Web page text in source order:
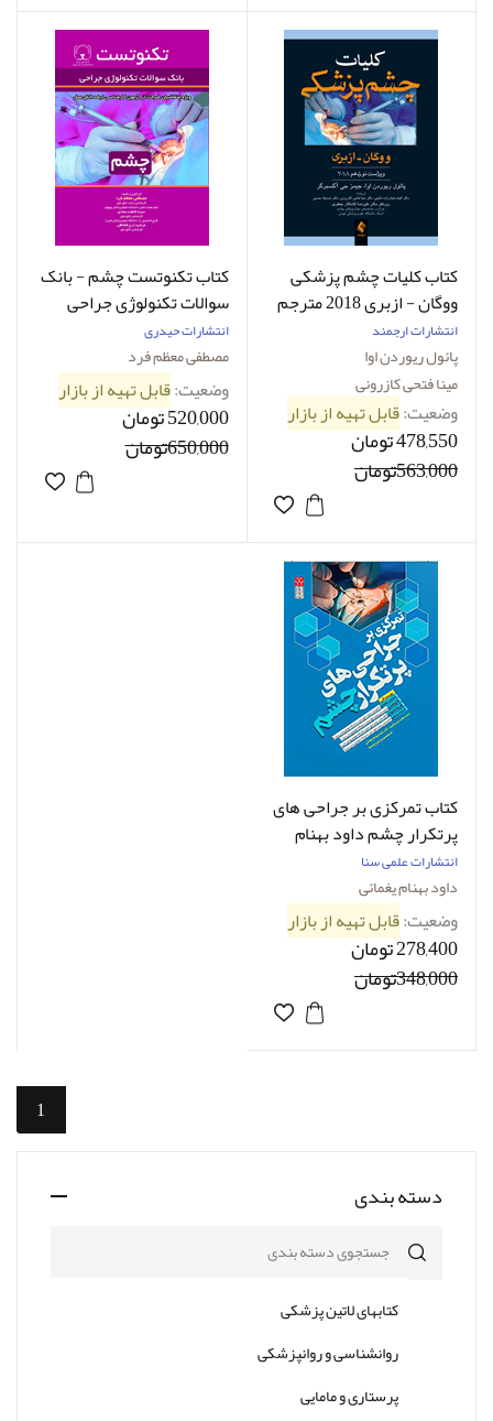
دسته بندی
کتابهای لاتین پزشکی
روانشناسی و روانپزشکی
پرستاری و مامایی
کتاب کلیات چشم پزشکی
ووگان - ازبری 2018 مترجم
مینا فتحی کازرونی و دیگران
انتشارات ارجمند
پائول ریوردن اوا
مینا فتحی کازرونی
وضعیت:قابل تهیه از بازار
478,550 تومان
563,000تومان
کتاب تکنوتست چشم - بانک
سوالات تکنولوژی جراحی
چشم
انتشارات حیدری
مصطفی معظم فرد
وضعیت:قابل تهیه از بازار
520,000 تومان
650,000تومان
کتاب تمرکزی بر جراحی های
پرتکرار چشم داود بهنام
یغمایی
انتشارات علمی سنا
داود بهنام یغمائی
وضعیت:قابل تهیه از بازار
278,400 تومان
348,000تومان
1